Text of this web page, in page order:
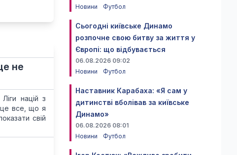
не
націй з
все, що я
свій
Новини
Футбол
Сьогодні київське Динамо
розпочне свою битву за життя у
Європі: що відбувається
06.08.2026 09:02
Новини
Футбол
Наставник Карабаха: «Я сам у
дитинстві вболівав за київське
Динамо»
06.08.2026 08:01
Новини
Футбол